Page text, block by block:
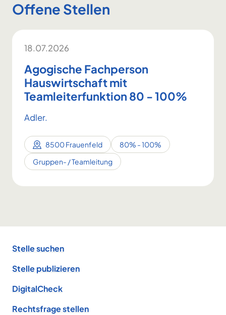
Offene Stellen
18.07.2026
Agogische Fachperson
Hauswirtschaft mit
Teamleiterfunktion 80 - 100%
Adler.
8500 Frauenfeld
80% - 100%
Gruppen- / Teamleitung
Stelle suchen
Stelle publizieren
DigitalCheck
Rechtsfrage stellen